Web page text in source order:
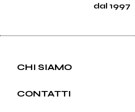
dal 1997
CHI SIAMO
CONTATTI